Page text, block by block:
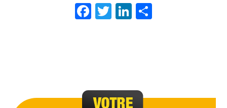
Facebook
TwitterLinkedIn